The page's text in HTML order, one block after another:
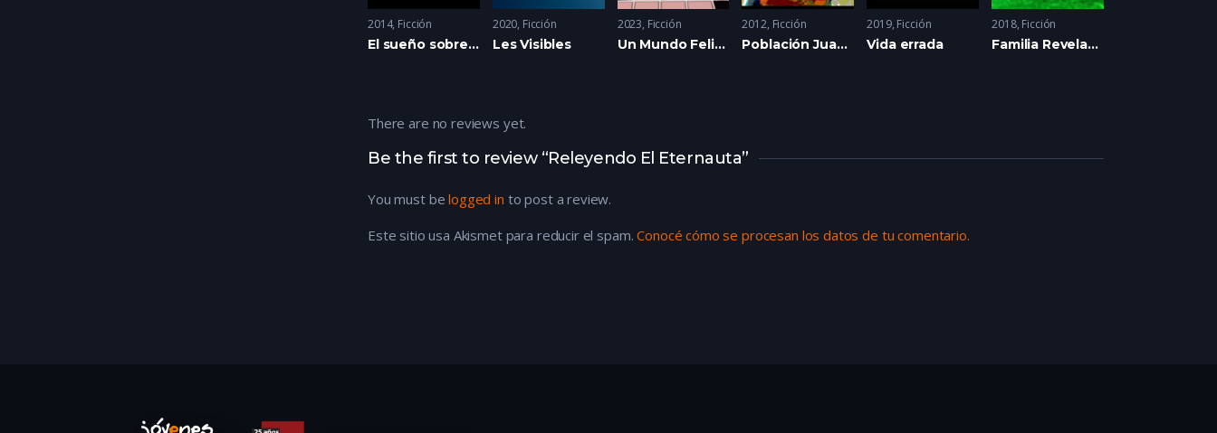
2014 Ficción
El sueño sobre la pared
2020 Ficción
Les Visibles
2023 Ficción
Un Mundo Feliz (sin organización obrera)
2012 Ficción
Población Juanito Laguna
2019 Ficción
Vida errada
2018 Ficción
Familia Revelada
Be the first to review “Releyendo El Eternauta”
You must belogged in to post a review.
Este sitio usa Akismet para reducir el spam.Conocé cómo se procesan los datos de tu comentario.
There are no reviews yet.